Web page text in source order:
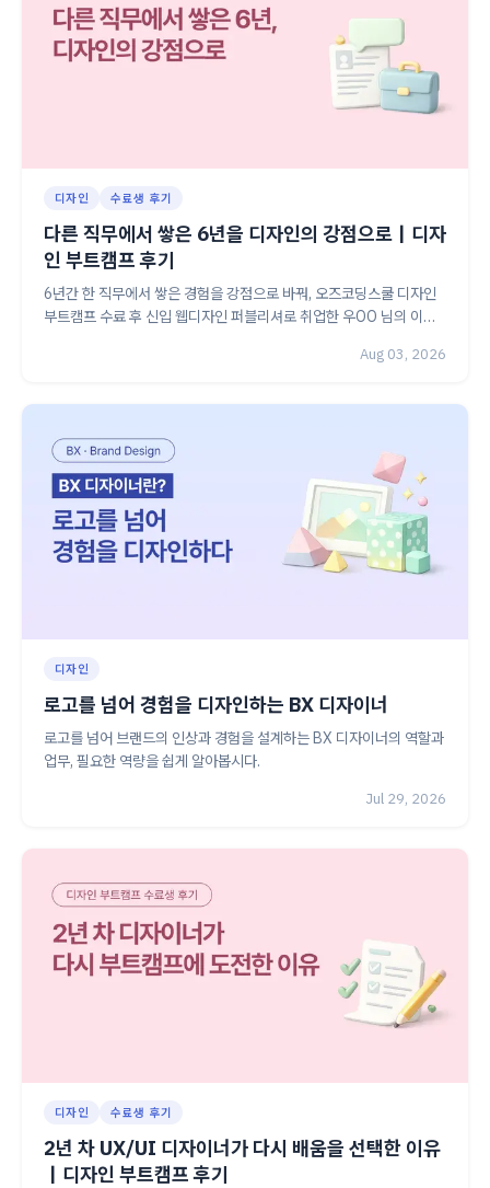
디자인 수료생 후기
다른 직무에서 쌓은 6년을 디자인의 강점으로｜디자
인 부트캠프 후기
6년간 한 직무에서 쌓은 경험을 강점으로 바꿔, 오즈코딩스쿨 디자인
부트캠프 수료 후 신입 웹디자인 퍼블리셔로 취업한 우OO 님의 이야
Aug 03, 2026
디자인
로고를 넘어 경험을 디자인하는 BX 디자이너
로고를 넘어 브랜드의 인상과 경험을 설계하는 BX 디자이너의 역할과
업무, 필요한 역량을 쉽게 알아봅시다.
Jul 29, 2026
디자인 수료생 후기
2년 차 UX/UI 디자이너가 다시 배움을 선택한 이유
｜디자인 부트캠프 후기